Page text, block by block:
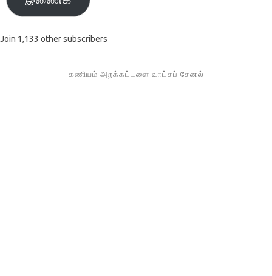
Join 1,133 other subscribers
கணியம் அறக்கட்டளை வாட்சப் சேனல்